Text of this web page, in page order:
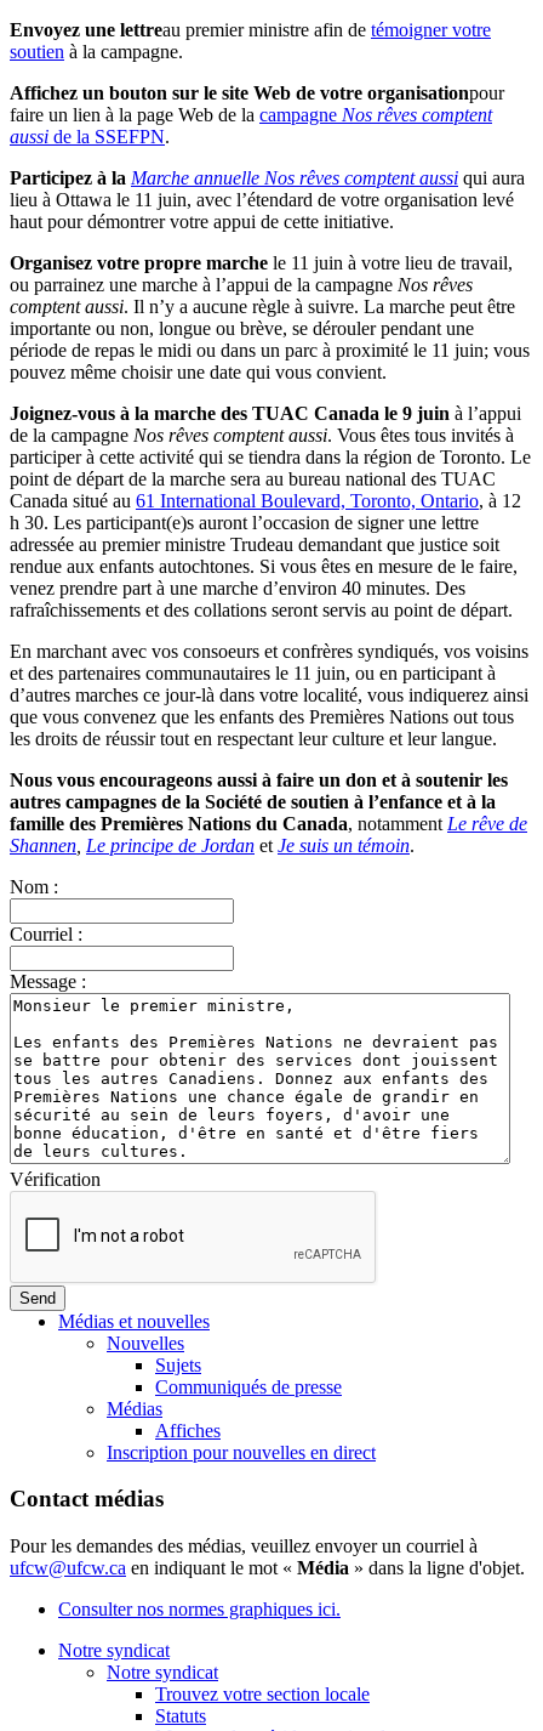
Envoyez une lettreau premier ministre afin de témoigner votre
soutien à la campagne.
Affichez un bouton sur le site Web de votre organisationpour
faire un lien à la page Web de la campagne Nos rêves comptent
aussi de la SSEFPN.
Participez à la Marche annuelle Nos rêves comptent aussi qui aura
lieu à Ottawa le 11 juin, avec l’étendard de votre organisation levé
haut pour démontrer votre appui de cette initiative.
Organisez votre propre marche le 11 juin à votre lieu de travail,
ou parrainez une marche à l’appui de la campagne Nos rêves
comptent aussi. Il n’y a aucune règle à suivre. La marche peut être
importante ou non, longue ou brève, se dérouler pendant une
période de repas le midi ou dans un parc à proximité le 11 juin; vous
pouvez même choisir une date qui vous convient.
Joignez-vous à la marche des TUAC Canada le 9 juin à l’appui
de la campagne Nos rêves comptent aussi. Vous êtes tous invités à
participer à cette activité qui se tiendra dans la région de Toronto. Le
point de départ de la marche sera au bureau national des TUAC
Canada situé au 61 International Boulevard, Toronto, Ontario, à 12
h 30. Les participant(e)s auront l’occasion de signer une lettre
adressée au premier ministre Trudeau demandant que justice soit
rendue aux enfants autochtones. Si vous êtes en mesure de le faire,
venez prendre part à une marche d’environ 40 minutes. Des
rafraîchissements et des collations seront servis au point de départ.
En marchant avec vos consoeurs et confrères syndiqués, vos voisins
et des partenaires communautaires le 11 juin, ou en participant à
d’autres marches ce jour-là dans votre localité, vous indiquerez ainsi
que vous convenez que les enfants des Premières Nations out tous
les droits de réussir tout en respectant leur culture et leur langue.
Nous vous encourageons aussi à faire un don et à soutenir les
autres campagnes de la Société de soutien à l’enfance et à la
famille des Premières Nations du Canada, notamment Le rêve de
Shannen Le principe de Jordan et Je suis un témoin.
Nom :
Courriel :
Message :
Vérification
Médias et nouvelles
Nouvelles
Sujets
Communiqués de presse
Médias
Affiches
Inscription pour nouvelles en direct
Contact médias
Pour les demandes des médias, veuillez envoyer un courriel à
ufcw@ufcw.ca en indiquant le mot « Média » dans la ligne d'objet.
Consulter nos normes graphiques ici.
Notre syndicat
Notre syndicat
Trouvez votre section locale
Statuts